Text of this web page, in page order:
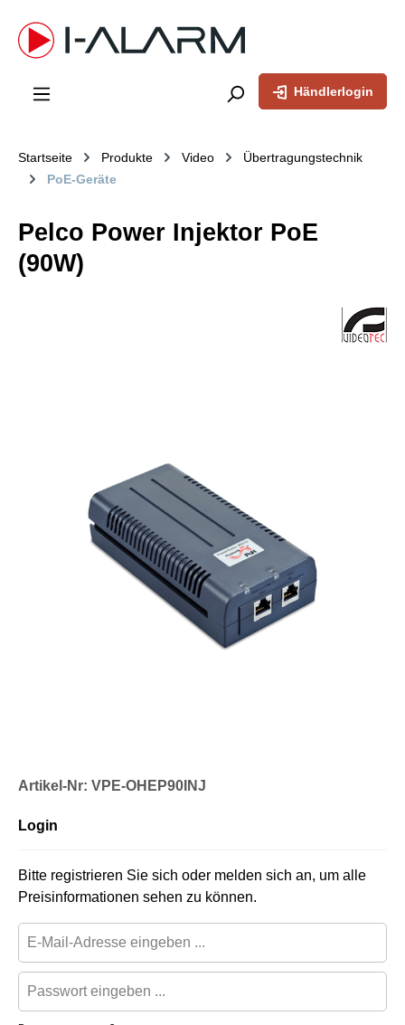
springen
Händlerlogin
Startseite Produkte Video
Übertragungstechnik
PoE-Geräte
Pelco Power Injektor PoE
(90W)
Artikel-Nr: VPE-OHEP90INJ
Login
Bitte registrieren Sie sich oder melden sich an, um alle
Preisinformationen sehen zu können.